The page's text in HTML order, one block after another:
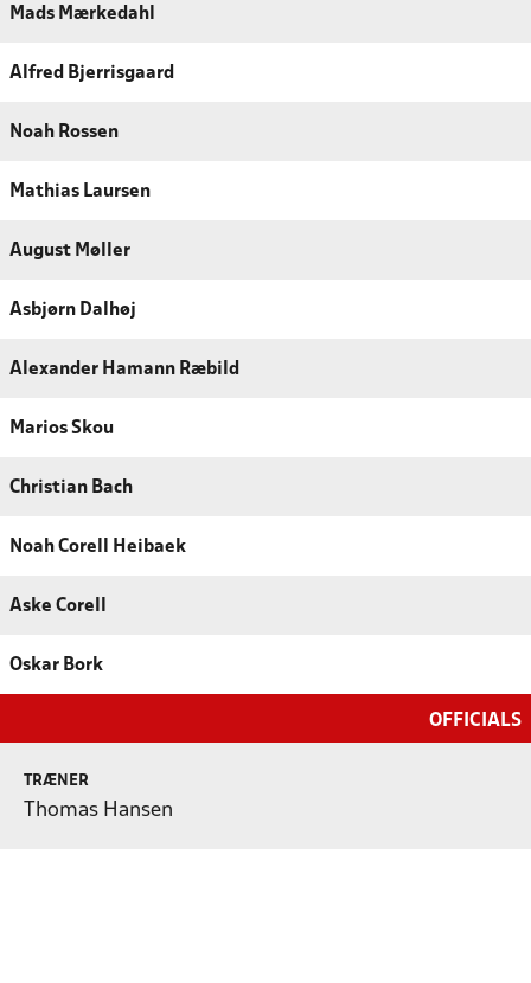
Mads Mærkedahl
Alfred Bjerrisgaard
Noah Rossen
Mathias Laursen
August Møller
Asbjørn Dalhøj
Alexander Hamann Ræbild
Marios Skou
Christian Bach
Noah Corell Heibaek
Aske Corell
Oskar Bork
OFFICIALS
TRÆNER
Thomas Hansen